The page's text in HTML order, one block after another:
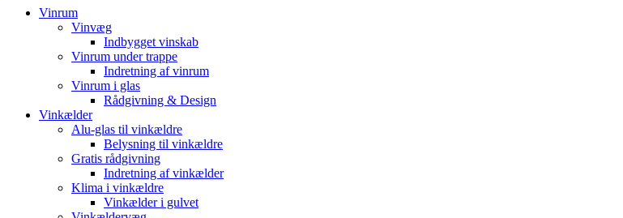
Vinrum
Vinvæg
Indbygget vinskab
Vinrum under trappe
Indretning af vinrum
Vinrum i glas
Rådgivning & Design
Vinkælder
Alu-glas til vinkældre
Belysning til vinkældre
Gratis rådgivning
Indretning af vinkælder
Klima i vinkældre
Vinkælder i gulvet